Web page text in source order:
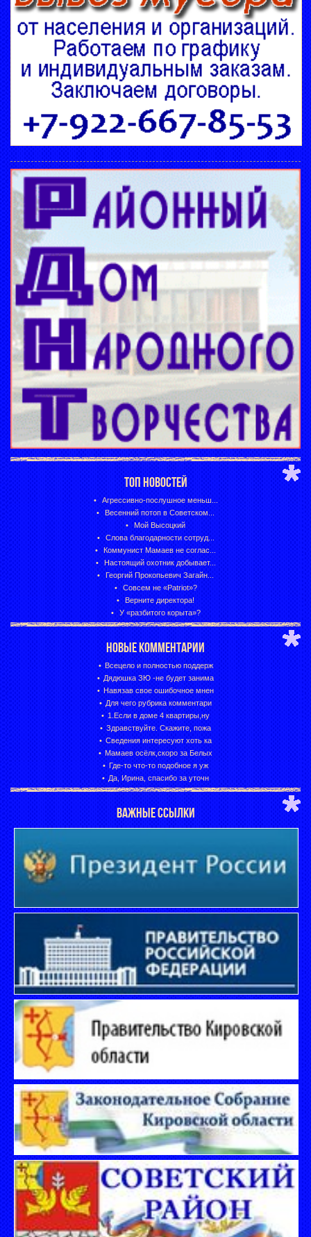
ТОП НОВОСТЕЙ
Агрессивно-послушное меньш...
Весенний потоп в Советском...
Мой Высоцкий
Слова благодарности сотруд...
Коммунист Мамаев не соглас...
Настоящий охотник добывает...
Георгий Прокопьевич Загайн...
Совсем не «Patriot»?
Верните директора!
У «разбитого корыта»?
НОВЫЕ КОММЕНТАРИИ
Всецело и полностью поддерж
Дядюшка ЗЮ -не будет занима
Навязав свое ошибочное мнен
Для чего рубрика комментари
1.Если в доме 4 квартиры,ну
Здравствуйте. Скажите, пожа
Сведения интересуют хоть ка
Мамаев осёлк,скоро за Белых
Где-то что-то подобное я уж
Да, Ирина, спасибо за уточн
ВАЖНЫЕ ССЫЛКИ